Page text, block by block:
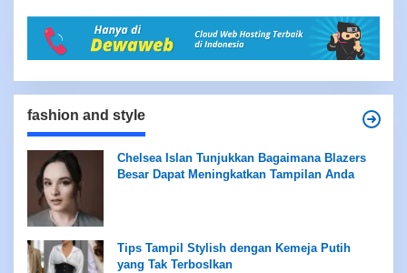
fashion and style
Chelsea Islan Tunjukkan Bagaimana Blazers
Besar Dapat Meningkatkan Tampilan Anda
Tips Tampil Stylish dengan Kemeja Putih
yang Tak Terboslkan